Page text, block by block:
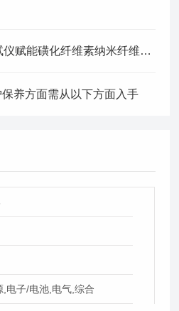
GTR-11气体透过率测试仪赋能磺化纤维素纳米纤维电解质膜研发
养方面需从以下方面入手
,电子/电池,电气,综合